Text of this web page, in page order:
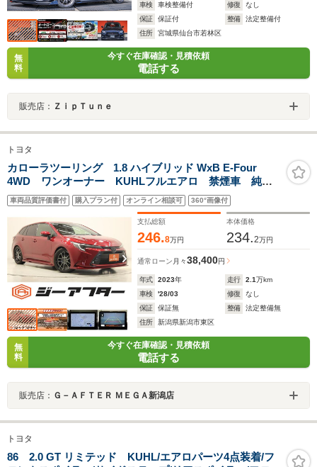
車検
車検整備付 修復
なし
保証
保証付 整備
法定整備付
住所
宮城県仙台市若林区
無
料
今すぐ在庫確認・見積依頼
電話する
販売店： ＺｉｐＴｕｎｅ
トヨタ
カローラツーリング 1.8 ハイブリッド WxB E-Four
4WD ワンオーナー KUHLフルエアロ 禁煙車 純正
10.5インチナビ バックカメラ フルセグTV OPシート
ヒーター OPステアリングヒーター 電動リアゲート
レーダークルーズコントロール ETC
車両品質評価書付 購入プラン付 オンライン相談可 360°画像付
支払総額
246.8万円
本体価格
234.2万円
通常ローン 月々38,400円
年式 2023年 走行 2.1万km
車検
'28/03 修復
なし
保証
保証無 整備
法定整備無
住所
新潟県新潟市東区
無
料
今すぐ在庫確認・見積依頼
電話する
販売店： Ｇ－ＡＦＴＥＲ ＭＥＧＡ新潟店
トヨタ
86 2.0 GT リミテッド KUHL/エアロパーツ4点装着/フ